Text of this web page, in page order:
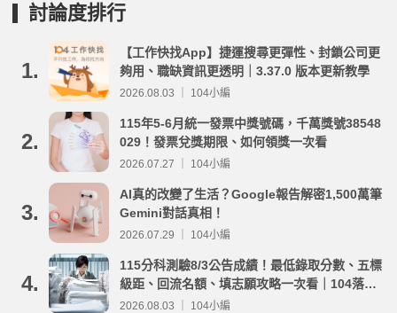
討論度排行
1.
【工作快找App】捷運搜尋更彈性、封鎖公司更
夠用、職缺資訊更透明｜3.37.0 版本更新教學
2026.08.03 ｜ 104小編
2.
115年5-6月統一發票中獎號碼，千萬獎號38548
029！發票兌獎期限、如何領獎一次看
2026.07.27 ｜ 104小編
3.
AI真的改變了生活？Google報告解密1,500萬筆
Gemini對話真相！
2026.07.29 ｜ 104小編
4.
115分科測驗8/3公告成績！最低錄取分數、五標
級距、回流名額、填志願攻略一次看｜104落點
分析
2026.08.03 ｜ 104小編